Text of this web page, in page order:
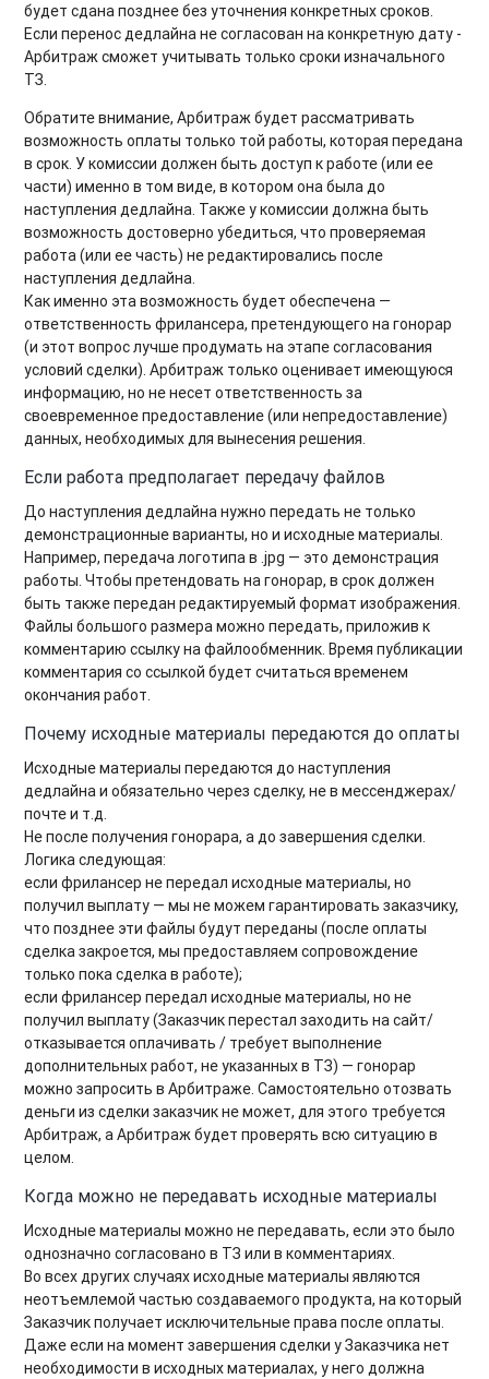
будет сдана позднее без уточнения конкретных сроков.
Если перенос дедлайна не согласован на конкретную дату -
Арбитраж сможет учитывать только сроки изначального
ТЗ.
Обратите внимание, Арбитраж будет рассматривать
возможность оплаты только той работы, которая передана
в срок. У комиссии должен быть доступ к работе (или ее
части) именно в том виде, в котором она была до
наступления дедлайна. Также у комиссии должна быть
возможность достоверно убедиться, что проверяемая
работа (или ее часть) не редактировались после
наступления дедлайна.
Как именно эта возможность будет обеспечена —
ответственность фрилансера, претендующего на гонорар
(и этот вопрос лучше продумать на этапе согласования
условий сделки). Арбитраж только оценивает имеющуюся
информацию, но не несет ответственность за
своевременное предоставление (или непредоставление)
данных, необходимых для вынесения решения.
Если работа предполагает передачу файлов
До наступления дедлайна нужно передать не только
демонстрационные варианты, но и исходные материалы.
Например, передача логотипа в .jpg — это демонстрация
работы. Чтобы претендовать на гонорар, в срок должен
быть также передан редактируемый формат изображения.
Файлы большого размера можно передать, приложив к
комментарию ссылку на файлообменник. Время публикации
комментария со ссылкой будет считаться временем
окончания работ.
Почему исходные материалы передаются до оплаты
Исходные материалы передаются до наступления
дедлайна и обязательно через сделку, не в мессенджерах/
почте и т.д.
Не после получения гонорара, а до завершения сделки.
Логика следующая:
если фрилансер не передал исходные материалы, но
получил выплату — мы не можем гарантировать заказчику,
что позднее эти файлы будут переданы (после оплаты
сделка закроется, мы предоставляем сопровождение
только пока сделка в работе);
если фрилансер передал исходные материалы, но не
получил выплату (Заказчик перестал заходить на сайт/
отказывается оплачивать / требует выполнение
дополнительных работ, не указанных в ТЗ) — гонорар
можно запросить в Арбитраже. Самостоятельно отозвать
деньги из сделки заказчик не может, для этого требуется
Арбитраж, а Арбитраж будет проверять всю ситуацию в
целом.
Когда можно не передавать исходные материалы
Исходные материалы можно не передавать, если это было
однозначно согласовано в ТЗ или в комментариях.
Во всех других случаях исходные материалы являются
неотъемлемой частью создаваемого продукта, на который
Заказчик получает исключительные права после оплаты.
Даже если на момент завершения сделки у Заказчика нет
необходимости в исходных материалах, у него должна